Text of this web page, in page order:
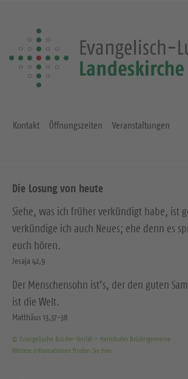
Kontakt Öffnungszeiten Veranstaltungen
Die Losung von heute
Siehe, was ich früher verkündigt habe, ist
verkündige ich auch Neues; ehe denn es
euch hören.
Jesaja 42,9
Der Menschensohn ist’s, der den guten
ist die Welt.
Matthäus 13,37-38
© Evangelische Brüder-Unität – Herrnhuter Brüdergemeine
Weitere Informationen finden Sie hier